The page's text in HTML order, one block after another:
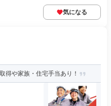
気になる
得や家族・住宅手当あり！